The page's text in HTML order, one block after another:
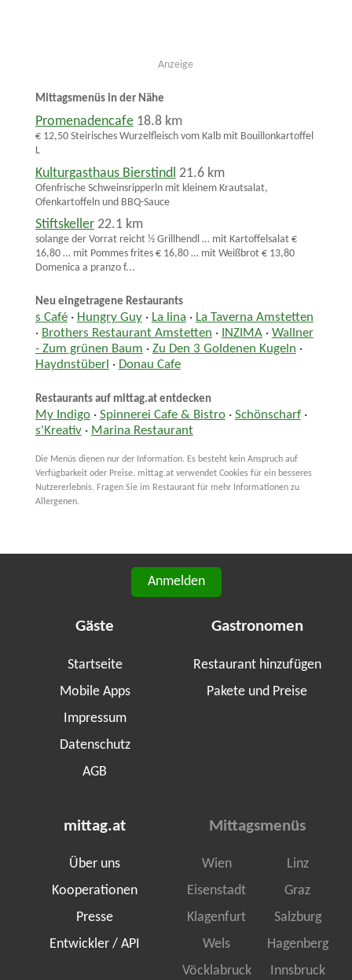
Anzeige
Mittagsmenüs in der Nähe
Promenadencafe 18.8 km
€ 12,50 Steirisches Wurzelfleisch vom Kalb mit Bouillonkartoffel
L
Kulturgasthaus Bierstindl 21.6 km
Ofenfrische Schweinsripperln mit kleinem Krautsalat,
Ofenkartoffeln und BBQ-Sauce
Stiftskeller 22.1 km
solange der Vorrat reicht ½ Grillhendl … mit Kartoffelsalat €
16,80 … mit Pommes frites € 16,80 … mit Weißbrot € 13,80
Domenica a pranzo f...
Neu eingetragene Restaurants
s Café· Hungry Guy· La lina · La Taverna Amstetten
· Brothers Restaurant Amstetten · INZIMA· Wallner
- Zum grünen Baum · Zu Den 3 Goldenen Kugeln ·
Haydnstüberl · Donau Cafe
Restaurants auf mittag.at entdecken
My Indigo· Spinnerei Cafe & Bistro· Schönscharf·
s'Kreativ· Marina Restaurant
Die Menüs dienen nur der Information. Es besteht kein Anspruch auf
Verfügbarkeit oder Preise. mittag.at verwendet Cookies für ein besseres
Nutzererlebnis. Fragen Sie im Restaurant für mehr Informationen zu
Allergenen.
Anmelden
Gäste
Startseite
Mobile Apps
Impressum
Datenschutz
AGB
Gastronomen
Restaurant hinzufügen
Pakete und Preise
mittag.at
Über uns
Kooperationen
Presse
Entwickler / API
Mittagsmenüs
Wien
Linz
Eisenstadt
Graz
Klagenfurt
Salzburg
Wels
Hagenberg
Vöcklabruck
Innsbruck